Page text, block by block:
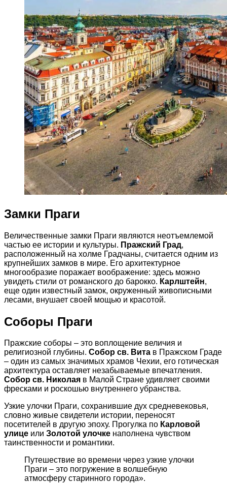
Замки Праги
Величественные замки Праги являются неотъемлемой
частью ее истории и культуры. Пражский Град,
расположенный на холме Градчаны, считается одним из
крупнейших замков в мире. Его архитектурное
многообразие поражает воображение: здесь можно
увидеть стили от романского до барокко. Карлштейн,
еще один известный замок, окруженный живописными
лесами, внушает своей мощью и красотой.
Соборы Праги
Пражские соборы – это воплощение величия и
религиозной глубины. Собор св. Вита в Пражском Граде
– один из самых значимых храмов Чехии, его готическая
архитектура оставляет незабываемые впечатления.
Собор св. Николая в Малой Стране удивляет своими
фресками и роскошью внутреннего убранства.
Узкие улочки Праги, сохранившие дух средневековья,
словно живые свидетели истории, переносят
посетителей в другую эпоху. Прогулка по Карловой
улице или Золотой улочке наполнена чувством
таинственности и романтики.
Путешествие во времени через узкие улочки
Праги – это погружение в волшебную
атмосферу старинного города».